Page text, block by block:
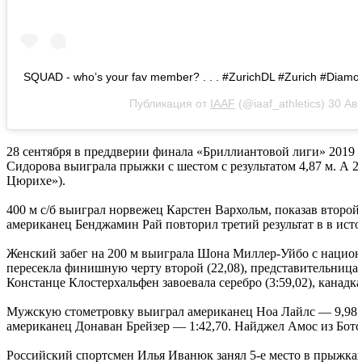
SQUAD - who’s your fav member? . . . #ZurichDL #Zurich
Публикация от IAAF (@iaaf_athletics) 30
28 сентября в преддверии финала «Бриллиантовой лиги»
Сидорова выиграла прыжки с шестом с результатом 4,87 м. А
Цюрихе»).
400 м с/б выиграл норвежец Карстен Вархольм, показав
американец Бенджамин Рай повторил третий результат в в
Женский забег на 200 м выиграла Шона Миллер-Уйбо с
пересекла финишную черту второй (22,08),
Констанце Клостерхальфен завоевала серебро (3:59,02),
Мужскую стометровку выиграл американец Ноа Лайлс —
американец Донаван Брейзер — 1:42,70. Найджел Амос из
Российский спортсмен Илья Иванюк занял 5-е место в